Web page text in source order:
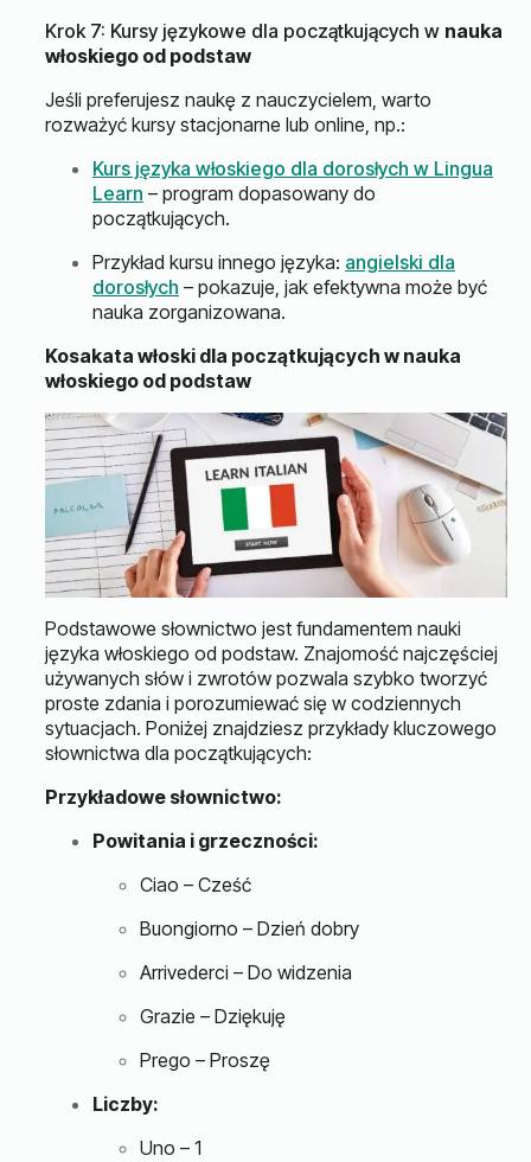
Krok 7: Kursy językowe dla początkujących w nauka
włoskiego od podstaw
Jeśli preferujesz naukę z nauczycielem, warto
rozważyć kursy stacjonarne lub online, np.:
Kurs języka włoskiego dla dorosłych w Lingua
Learn – program dopasowany do
początkujących.
Przykład kursu innego języka: angielski dla
dorosłych – pokazuje, jak efektywna może być
nauka zorganizowana.
Kosakata włoski dla początkujących w nauka
włoskiego od podstaw
Podstawowe słownictwo jest fundamentem nauki
języka włoskiego od podstaw. Znajomość najczęściej
używanych słów i zwrotów pozwala szybko tworzyć
proste zdania i porozumiewać się w codziennych
sytuacjach. Poniżej znajdziesz przykłady kluczowego
słownictwa dla początkujących:
Przykładowe słownictwo:
Powitania i grzeczności:
Ciao – Cześć
Buongiorno – Dzień dobry
Arrivederci – Do widzenia
Grazie – Dziękuję
Prego – Proszę
Liczby:
Uno – 1